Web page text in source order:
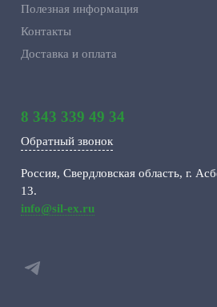
Полезная информация
Контакты
Доставка и оплата
8 343 339 49 34
Обратный звонок
Россия, Свердловская область, г.
13.
info@sil-ex.ru